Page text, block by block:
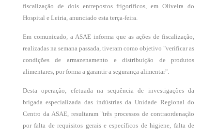
fiscalização de dois entrepostos frigoríficos, em Oliveira do
Hospital e Leiria, anunciado esta terça-feira.
Em comunicado, a ASAE informa que as ações de fiscalização,
realizadas na semana passada, tiveram como objetivo "verificar as
condições de armazenamento e distribuição de produtos
alimentares, por forma a garantir a segurança alimentar".
Desta operação, efetuada na sequência de investigações da
brigada especializada das indústrias da Unidade Regional do
Centro da ASAE, resultaram "três processos de contraordenação
por falta de requisitos gerais e específicos de higiene, falta de